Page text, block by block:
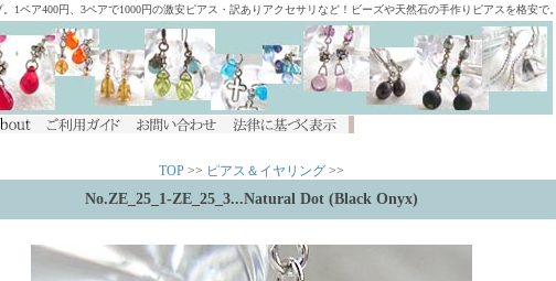
1ペア400円、3ペアで1000円の激安ピアス・訳ありアクセサリなど！ビーズや天然石の手作りピアスを格安で。
TOP >> ピアス＆イヤリング >>
No.ZE_25_1-ZE_25_3...Natural Dot (Black Onyx)